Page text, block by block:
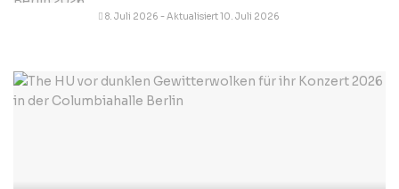
8. Juli 2026 - Aktualisiert 10. Juli 2026